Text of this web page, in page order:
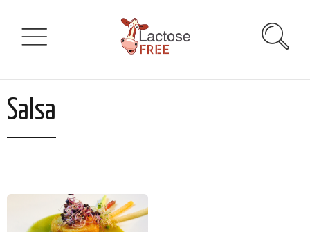
Salsa